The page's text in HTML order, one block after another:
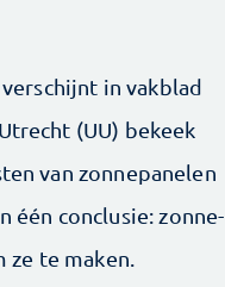
in vakblad
(UU) bekeek
van zonnepanelen
één conclusie: zonne-
te maken.